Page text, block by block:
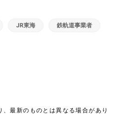
JR東海 鉄軌道事業者
最新のものとは異なる場合があり